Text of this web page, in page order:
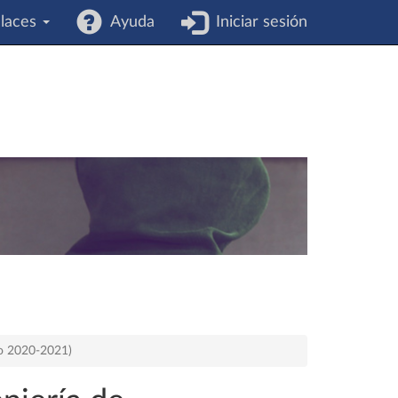
Ayuda Iniciar sesión
2020-2021)